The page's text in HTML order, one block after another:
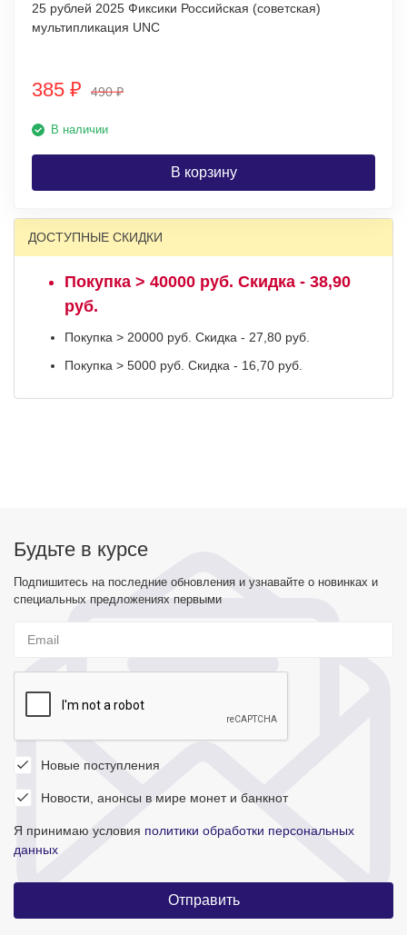
25 рублей 2025 Фиксики Российская (советская)
мультипликация UNC
385 ₽ 490₽
В наличии
В корзину
ДОСТУПНЫЕ СКИДКИ
Покупка > 40000 руб. Скидка - 38,90
руб.
Покупка > 20000 руб. Скидка - 27,80 руб.
Покупка > 5000 руб. Скидка - 16,70 руб.
Будьте в курсе
Подпишитесь на последние обновления и узнавайте о новинках и
специальных предложениях первыми
Новые поступления
Новости, анонсы в мире монет и банкнот
Я принимаю условия политики обработки персональных
данных